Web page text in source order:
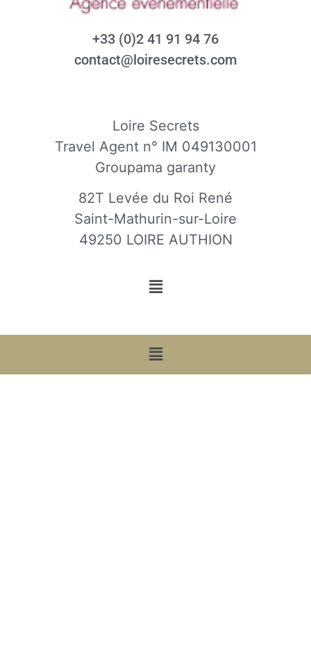
+33 (0)2 41 91 94 76
contact@loiresecrets.com
Loire Secrets
Travel Agent n° IM 049130001
Groupama garanty
82T Levée du Roi René
Saint-Mathurin-sur-Loire
49250 LOIRE AUTHION